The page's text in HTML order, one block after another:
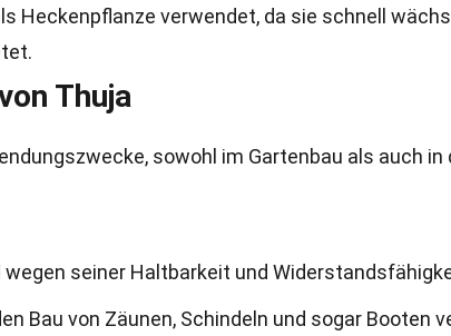
Heckenpflanze verwendet, da sie schnell
Thuja
sowohl im Gartenbau als auch in
wegen seiner Haltbarkeit und
Bau von Zäunen, Schindeln und sogar Booten